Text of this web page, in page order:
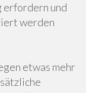
erfordern und
werden
etwas mehr